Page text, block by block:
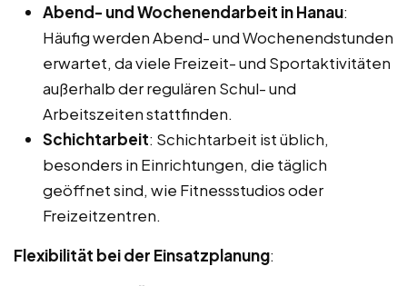
Abend- und Wochenendarbeit in Hanau:
Häufig werden Abend- und Wochenendstunden
erwartet, da viele Freizeit- und Sportaktivitäten
außerhalb der regulären Schul- und
Arbeitszeiten stattfinden.
Schichtarbeit: Schichtarbeit ist üblich,
besonders in Einrichtungen, die täglich
geöffnet sind, wie Fitnessstudios oder
Freizeitzentren.
Flexibilität bei der Einsatzplanung: